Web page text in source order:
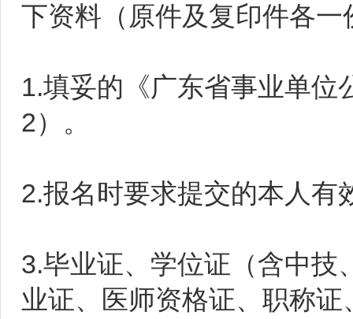
下资料（原件及复印件各
1.填妥的《广东省事业单位
2）。
2.报名时要求提交的本人有
3.毕业证、学位证（含中技
业证、医师资格证、职称